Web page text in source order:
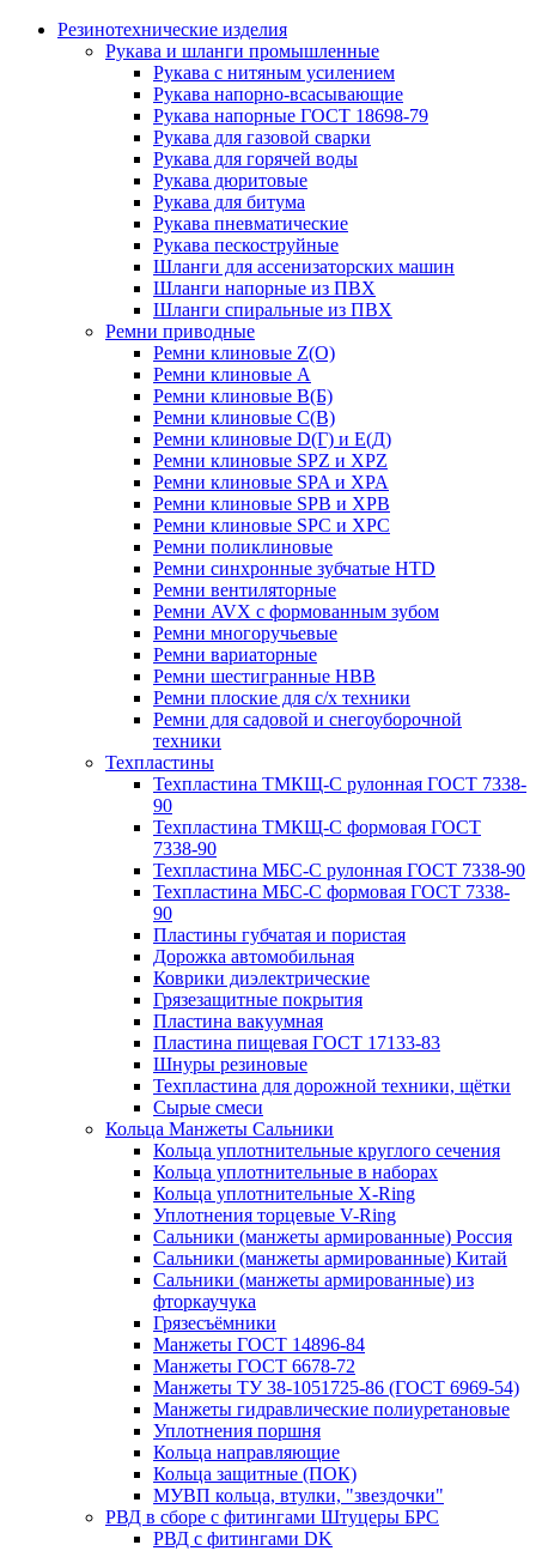
Резинотехнические изделия
Рукава и шланги промышленные
Рукава с нитяным усилением
Рукава напорно-всасывающие
Рукава напорные ГОСТ 18698-79
Рукава для газовой сварки
Рукава для горячей воды
Рукава дюритовые
Рукава для битума
Рукава пневматические
Рукава пескоструйные
Шланги для ассенизаторских машин
Шланги напорные из ПВХ
Шланги спиральные из ПВХ
Ремни приводные
Ремни клиновые Z(О)
Ремни клиновые А
Ремни клиновые В(Б)
Ремни клиновые С(В)
Ремни клиновые D(Г) и Е(Д)
Ремни клиновые SPZ и XPZ
Ремни клиновые SPA и XPA
Ремни клиновые SPB и XPB
Ремни клиновые SPC и XPC
Ремни поликлиновые
Ремни синхронные зубчатые HTD
Ремни вентиляторные
Ремни AVX с формованным зубом
Ремни многоручьевые
Ремни вариаторные
Ремни шестигранные HBB
Ремни плоские для с/х техники
Ремни для садовой и снегоуборочной
техники
Техпластины
Техпластина ТМКЩ-С рулонная ГОСТ 7338-
90
Техпластина ТМКЩ-С формовая ГОСТ
7338-90
Техпластина МБС-С рулонная ГОСТ 7338-90
Техпластина МБС-С формовая ГОСТ 7338-
90
Пластины губчатая и пористая
Дорожка автомобильная
Коврики диэлектрические
Грязезащитные покрытия
Пластина вакуумная
Пластина пищевая ГОСТ 17133-83
Шнуры резиновые
Техпластина для дорожной техники, щётки
Сырые смеси
Кольца Манжеты Сальники
Кольца уплотнительные круглого сечения
Кольца уплотнительные в наборах
Кольца уплотнительные Х-Ring
Уплотнения торцевые V-Ring
Сальники (манжеты армированные) Россия
Сальники (манжеты армированные) Китай
Сальники (манжеты армированные) из
фторкаучука
Грязесъёмники
Манжеты ГОСТ 14896-84
Манжеты ГОСТ 6678-72
Манжеты ТУ 38-1051725-86 (ГОСТ 6969-54)
Манжеты гидравлические полиуретановые
Уплотнения поршня
Кольца направляющие
Кольца защитные (ПОК)
МУВП кольца, втулки, "звездочки"
РВД в сборе с фитингами Штуцеры БРС
РВД с фитингами DK